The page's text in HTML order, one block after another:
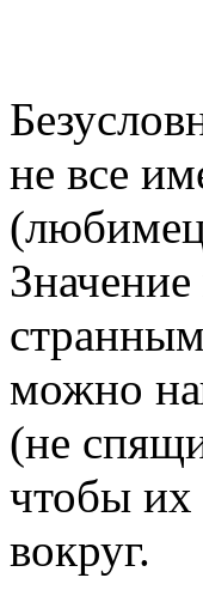
не все
можно
(не
чтобы их
вокруг.